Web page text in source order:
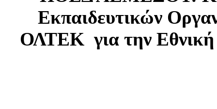
Εκπαιδευτικών
ΟΛΤΕΚ για την Εθνική